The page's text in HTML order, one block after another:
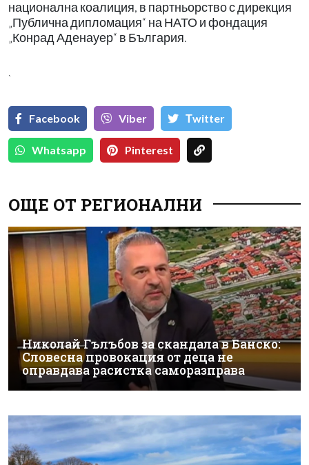
национална коалиция, в партньорство с дирекция
„Публична дипломация“ на НАТО и фондация
„Конрад Аденауер“ в България.
`
Facebook Viber Тwitter
Whatsapp Pinterest
ОЩЕ ОТ РЕГИОНАЛНИ
Николай Гълъбов за скандала в Банско:
Словесна провокация от деца не
оправдава расистка саморазправа